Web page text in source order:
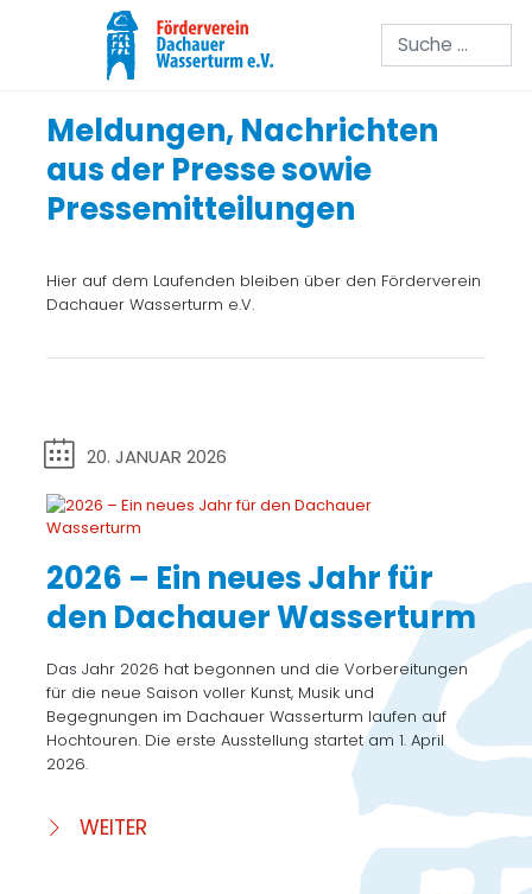
Suchen
Meldungen, Nachrichten
aus der Presse sowie
Pressemitteilungen
Hier auf dem Laufenden bleiben über den Förderverein
Dachauer Wasserturm e.V.
20. JANUAR 2026
2026 – Ein neues Jahr für
den Dachauer Wasserturm
Das Jahr 2026 hat begonnen und die Vorbereitungen
für die neue Saison voller Kunst, Musik und
Begegnungen im Dachauer Wasserturm laufen auf
Hochtouren. Die erste Ausstellung startet am 1. April
2026.
WEITER